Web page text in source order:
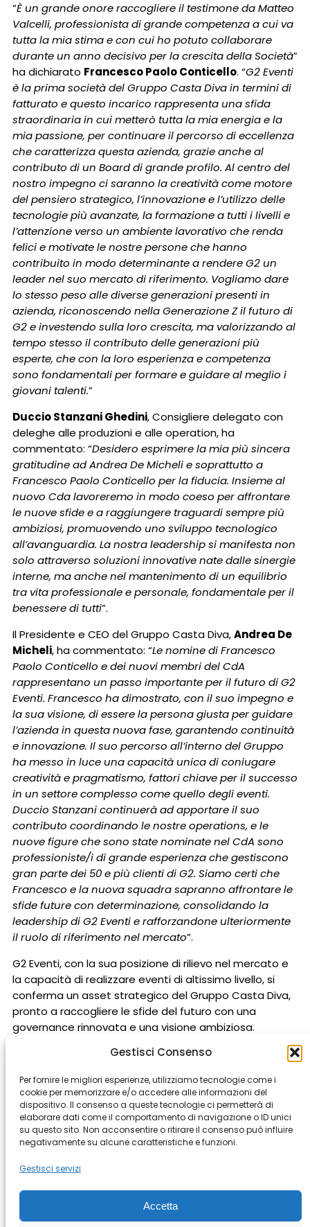
Gestisci Consenso
Per fornire le migliori esperienze, utilizziamo tecnologie come i
cookie per memorizzare e/o accedere alle informazioni del
dispositivo. Il consenso a queste tecnologie ci permetterà di
elaborare dati come il comportamento di navigazione o ID unici
su questo sito. Non acconsentire o ritirare il consenso può influire
negativamente su alcune caratteristiche e funzioni.
Gestisci servizi
Accetta
“È un grande onore raccogliere il testimone da Matteo
Valcelli, professionista di grande competenza a cui va
tutta la mia stima e con cui ho potuto collaborare
durante un anno decisivo per la crescita della Società”
ha dichiarato Francesco Paolo Conticello. “G2 Eventi
è la prima società del Gruppo Casta Diva in termini di
fatturato e questo incarico rappresenta una sfida
straordinaria in cui metterò tutta la mia energia e la
mia passione, per continuare il percorso di eccellenza
che caratterizza questa azienda, grazie anche al
contributo di un Board di grande profilo. Al centro del
nostro impegno ci saranno la creatività come motore
del pensiero strategico, l’innovazione e l’utilizzo delle
tecnologie più avanzate, la formazione a tutti i livelli e
l’attenzione verso un ambiente lavorativo che renda
felici e motivate le nostre persone che hanno
contribuito in modo determinante a rendere G2 un
leader nel suo mercato di riferimento. Vogliamo dare
lo stesso peso alle diverse generazioni presenti in
azienda, riconoscendo nella Generazione Z il futuro di
G2 e investendo sulla loro crescita, ma valorizzando al
tempo stesso il contributo delle generazioni più
esperte, che con la loro esperienza e competenza
sono fondamentali per formare e guidare al meglio i
giovani talenti.”
Duccio Stanzani Ghedini, Consigliere delegato con
deleghe alle produzioni e alle operation, ha
commentato: “Desidero esprimere la mia più sincera
gratitudine ad Andrea De Micheli e soprattutto a
Francesco Paolo Conticello per la fiducia. Insieme al
nuovo Cda lavoreremo in modo coeso per affrontare
le nuove sfide e a raggiungere traguardi sempre più
ambiziosi, promuovendo uno sviluppo tecnologico
all’avanguardia. La nostra leadership si manifesta non
solo attraverso soluzioni innovative nate dalle sinergie
interne, ma anche nel mantenimento di un equilibrio
tra vita professionale e personale, fondamentale per il
benessere di tutti”.
Il Presidente e CEO del Gruppo Casta Diva,Andrea De
Micheli, ha commentato: “Le nomine di Francesco
Paolo Conticello e dei nuovi membri del CdA
rappresentano un passo importante per il futuro di G2
Eventi. Francesco ha dimostrato, con il suo impegno e
la sua visione, di essere la persona giusta per guidare
l’azienda in questa nuova fase, garantendo continuità
e innovazione. Il suo percorso all’interno del Gruppo
ha messo in luce una capacità unica di coniugare
creatività e pragmatismo, fattori chiave per il successo
in un settore complesso come quello degli eventi.
Duccio Stanzani continuerà ad apportare il suo
contributo coordinando le nostre operations, e le
nuove figure che sono state nominate nel CdA sono
professioniste/i di grande esperienza che gestiscono
gran parte dei 50 e più clienti di G2. Siamo certi che
Francesco e la nuova squadra sapranno affrontare le
sfide future con determinazione, consolidando la
leadership di G2 Eventi e rafforzandone ulteriormente
il ruolo di riferimento nel mercato”.
G2 Eventi, con la sua posizione di rilievo nel mercato e
la capacità di realizzare eventi di altissimo livello, si
conferma un asset strategico del Gruppo Casta Diva,
pronto a raccogliere le sfide del futuro con una
governance rinnovata e una visione ambiziosa.
Milan Rome Bergamo Buenos Aires
Cape Town
Genova
Istanbul Los Angeles
Modena